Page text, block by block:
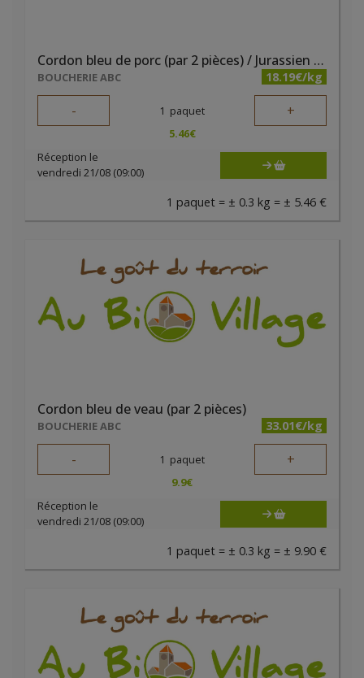
Cordon bleu de porc (par 2 pièces) / Jurassien de porc
BOUCHERIE ABC 18.19€/kg
- 1 paquet +
5.46€
Réception le
vendredi 21/08 (09:00)
1 paquet = ± 0.3 kg = ± 5.46 €
Cordon bleu de veau (par 2 pièces)
BOUCHERIE ABC 33.01€/kg
- 1 paquet +
9.9€
Réception le
vendredi 21/08 (09:00)
1 paquet = ± 0.3 kg = ± 9.90 €